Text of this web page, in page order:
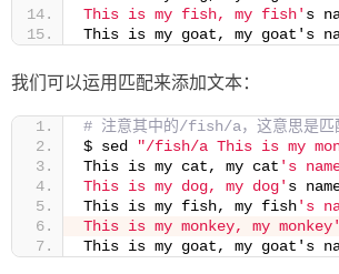
This is my fish, my fish' s
This is my goat, my goat's
我们可以运用匹配来添加文本：
# 注意其中的/fish/a，这意思是
$ sed
"/fish/a This is my
This is my cat, my cat 's
This is my dog, my dog' s
This is my fish, my fish's
This is my monkey, my monkey'
This is my goat, my goat's